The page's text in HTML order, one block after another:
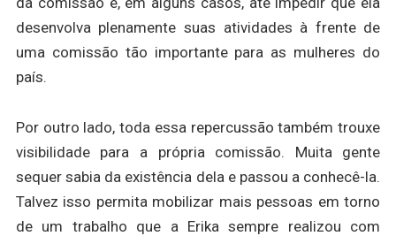
desenvolva plenamente suas atividades à frente de
uma comissão tão importante para as mulheres do
país.
Por outro lado, toda essa repercussão também trouxe
visibilidade para a própria comissão. Muita gente
sequer sabia da existência dela e passou a conhecê-la.
Talvez isso permita mobilizar mais pessoas em torno
de um trabalho que a Erika sempre realizou com